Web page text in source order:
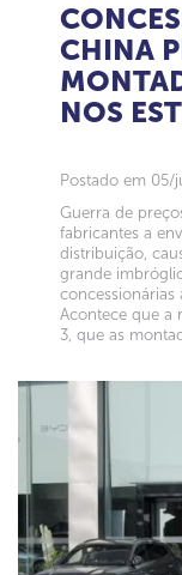
CHINA
NOS
Postado em 05/
Guerra de
fabricantes a
distribuição,
grande
concessionárias
Acontece que a
3, que as